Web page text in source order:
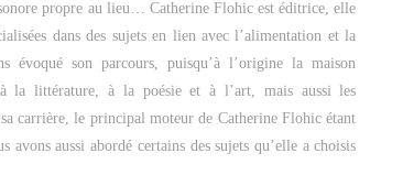
propre au lieu… Catherine Flohic est éditrice, elle
dans des sujets en lien avec l’alimentation et la
évoqué son parcours, puisqu’à l’origine la maison
à la littérature, à la poésie et à l’art, mais aussi les
carrière, le principal moteur de Catherine Flohic étant
aussi abordé certains des sujets qu’elle a choisis